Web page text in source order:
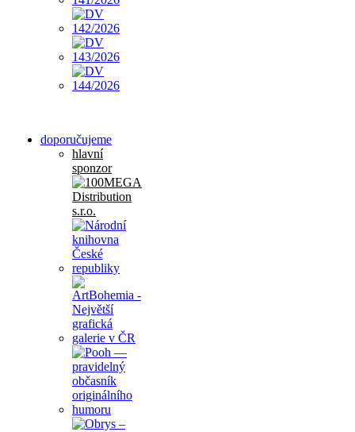
doporučujeme
hlavní
sponzor